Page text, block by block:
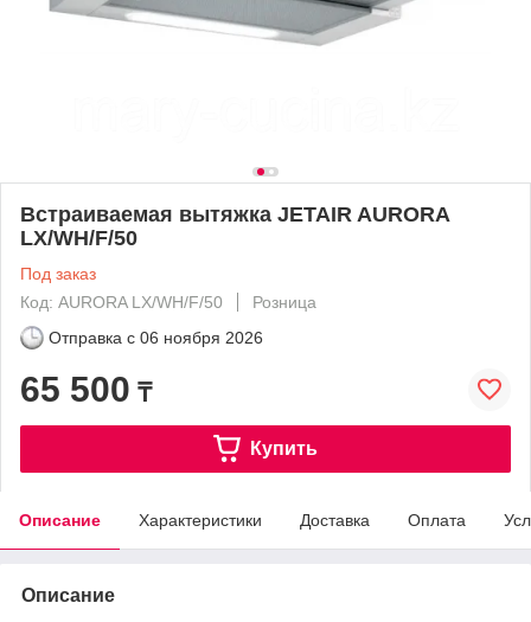
Встраиваемая вытяжка JETAIR AURORA
LX/WH/F/50
Под заказ
Код: AURORA LX/WH/F/50
Розница
Отправка с 06 ноября 2026
65 500 ₸
Купить
Описание Характеристики Доставка Оплата
Описание